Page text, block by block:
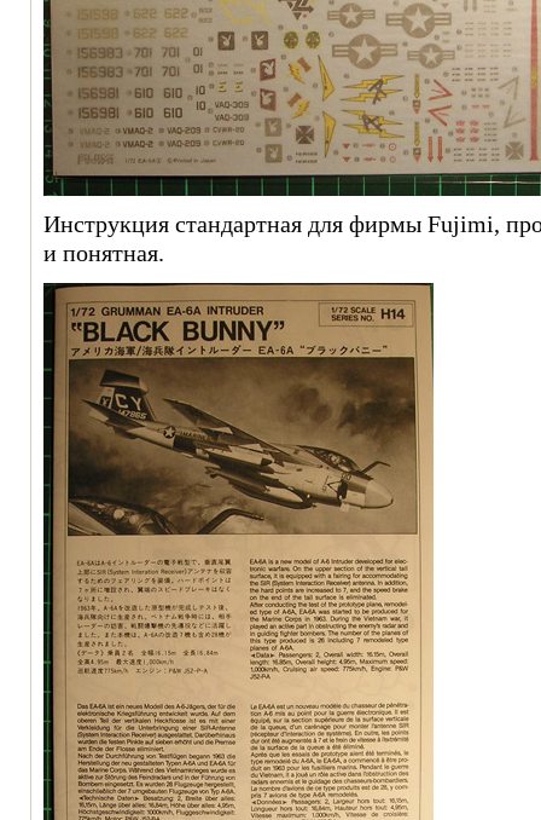
Инструкция стандартная для фирмы Fujimi,
и понятная.